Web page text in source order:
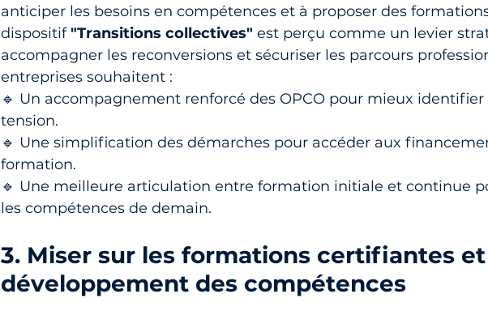
anticiper les besoins en compétences et à proposer des
dispositif "Transitions collectives" est perçu comme un levier
accompagner les reconversions et sécuriser les parcours
entreprises souhaitent :
🔹 Un accompagnement renforcé des OPCO pour mieux
tension.
🔹 Une simplification des démarches pour accéder aux
formation.
🔹 Une meilleure articulation entre formation initiale et continue
les compétences de demain.
3. Miser sur les formations certifiantes
développement des compétences